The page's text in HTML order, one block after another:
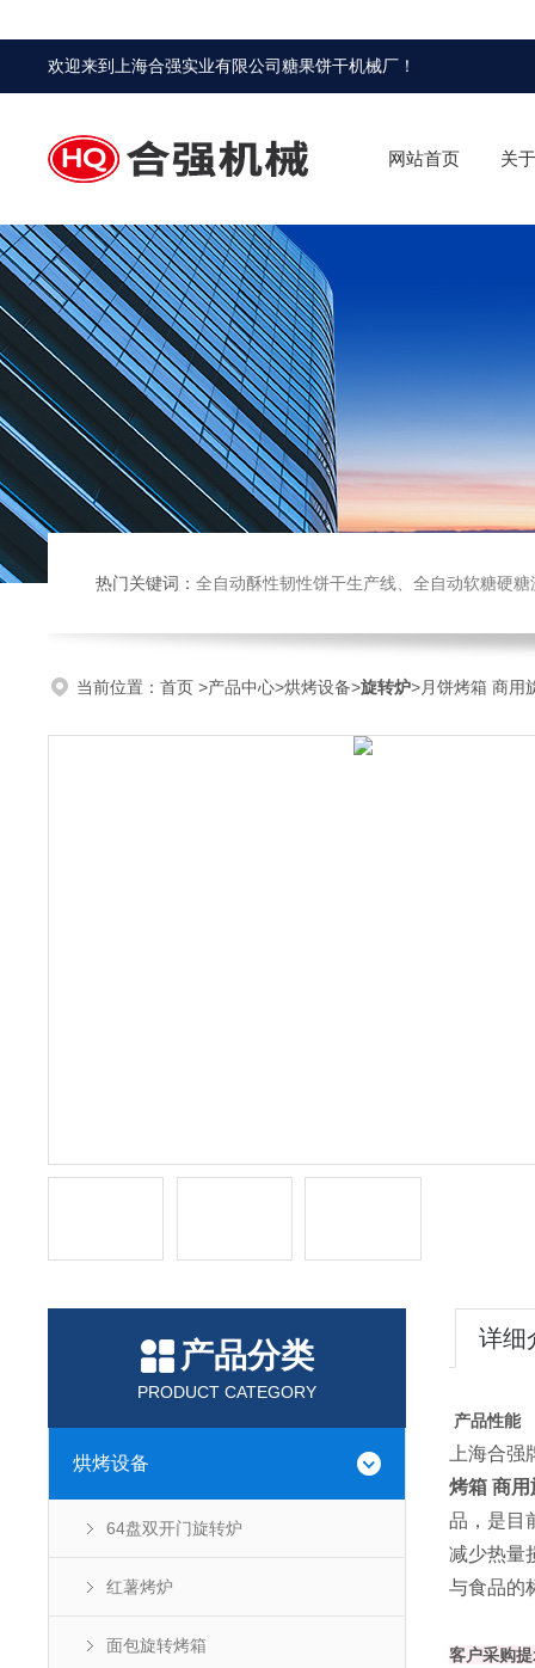
欢迎来到 上海合强实业有限公司糖果饼干机械厂 ！
网站首页 关
热门关键词： 全自动酥性韧性饼干生产线、全自动软糖硬糖浇注生产线、巧克力浇注生产线、桃酥饼干机、多功能曲奇机、热风旋
当前位置： 首页 >产品中心>烘烤设备>旋转炉>月饼烤箱 商用
产品分类
PRODUCT CATEGORY
烘烤设备
64盘双开门旋转炉
红薯烤炉
面包旋转烤箱
详细
产品性能
上海合强
烤箱 商
品，是目
减少热量
与食品的
客户采购